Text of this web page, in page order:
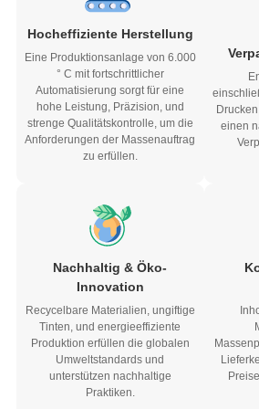
Hocheffiziente Herstellung
Eine Produktionsanlage von 6.000
° C mit fortschrittlicher
Automatisierung sorgt für eine
hohe Leistung, Präzision, und
strenge Qualitätskontrolle, um die
Anforderungen der Massenauftrag
zu erfüllen.
einen
Nachhaltig & Öko-
Innovation
Recycelbare Materialien, ungiftige
Tinten, und energieeffiziente
Produktion erfüllen die globalen
Umweltstandards und
unterstützen nachhaltige
Praktiken.